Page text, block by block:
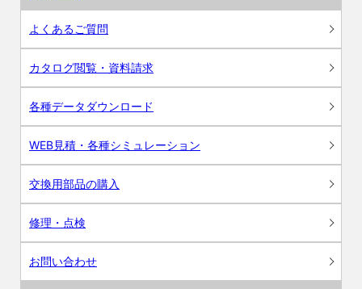
よくあるご質問
カタログ閲覧・資料請求
各種データダウンロード
WEB見積・各種シミュレーション
交換用部品の購入
修理・点検
お問い合わせ